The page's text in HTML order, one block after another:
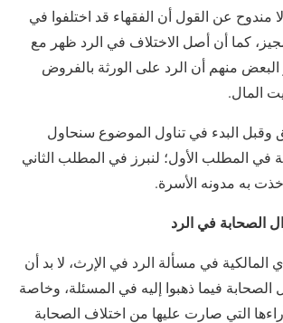
مندوح عن القول أن الفقهاء قد اختلفوا في
كما أن أصل الاختلاف في الرد ظهر مع
البعض منهم أن الرد على الورثة بالفروض
المال.
البدء في تناول الموضوع سنحاول
في المطلب الأول؛ لنبرز في المطلب الثاني
به مدونه الأسرة.
الصحابة في الرد
في مسألة الرد في الإرث، لا بد أن
فيما ذهبوا إليه في المسئلة، وخاصة
التي صارت عليها من اختلاف الصحابة